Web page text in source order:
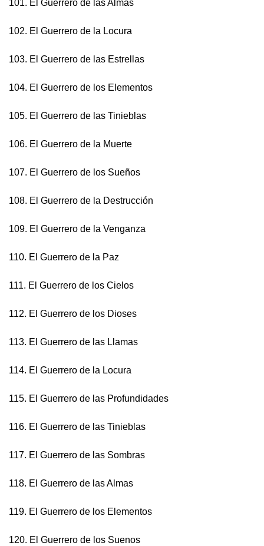
101. El Guerrero de las Almas
102. El Guerrero de la Locura
103. El Guerrero de las Estrellas
104. El Guerrero de los Elementos
105. El Guerrero de las Tinieblas
106. El Guerrero de la Muerte
107. El Guerrero de los Sueños
108. El Guerrero de la Destrucción
109. El Guerrero de la Venganza
110. El Guerrero de la Paz
111. El Guerrero de los Cielos
112. El Guerrero de los Dioses
113. El Guerrero de las Llamas
114. El Guerrero de la Locura
115. El Guerrero de las Profundidades
116. El Guerrero de las Tinieblas
117. El Guerrero de las Sombras
118. El Guerrero de las Almas
119. El Guerrero de los Elementos
120. El Guerrero de los Suenos